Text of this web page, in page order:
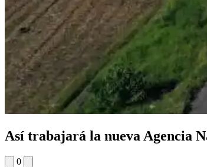
Así trabajará la nueva Agencia
0